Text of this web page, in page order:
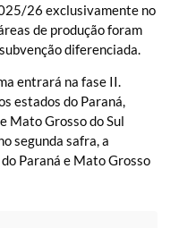
26 exclusivamente no
de produção foram
diferenciada.
entrará na fase II.
estados do Paraná,
Mato Grosso do Sul
segunda safra, a
Paraná e Mato Grosso